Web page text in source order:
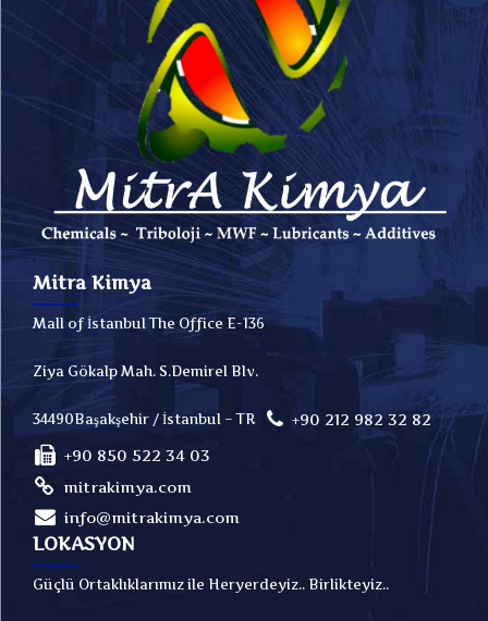
Mitra Kimya
Mall of İstanbul The Office E-136
Ziya Gökalp Mah. S.Demirel Blv.
34490Başakşehir / İstanbul – TR
+90 212 982 32 82
+90 850 522 34 03
mitrakimya.com
info@mitrakimya.com
LOKASYON
Güçlü Ortaklıklarımız ile Heryerdeyiz.. Birlikteyiz..